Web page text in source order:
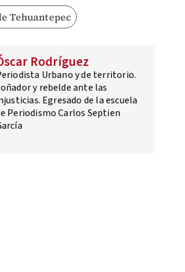
Tehuantepec
Rodríguez
Urbano y de territorio.
y rebelde ante las
Egresado de la escuela
Periodismo Carlos Septien